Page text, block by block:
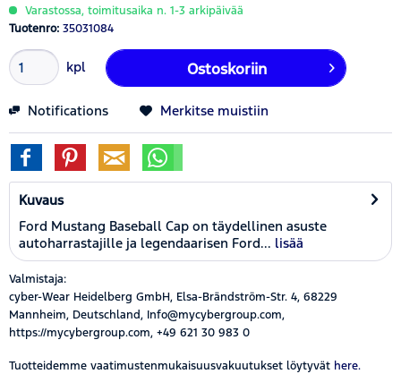
Varastossa, toimitusaika n. 1-3 arkipäivää
Tuotenro: 35031084
kpl Ostoskoriin
Notifications Merkitse muistiin
Kuvaus
Ford Mustang Baseball Cap on täydellinen asuste
autoharrastajille ja legendaarisen Ford... lisää
Valmistaja:
cyber-Wear Heidelberg GmbH, Elsa-Brändström-Str. 4, 68229
Mannheim, Deutschland, Info@mycybergroup.com,
https://mycybergroup.com, +49 621 30 983 0
Tuotteidemme vaatimustenmukaisuusvakuutukset löytyvät here.